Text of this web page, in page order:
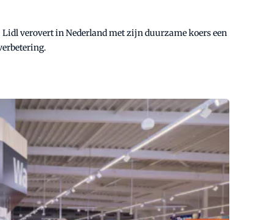
Lidl verovert in Nederland met zijn duurzame koers een